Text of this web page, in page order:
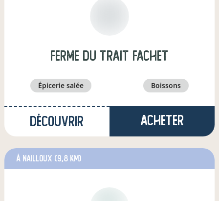
Ferme du Trait Fachet
épicerie salée boissons
Découvrir Acheter
à Nailloux (9,8 km)